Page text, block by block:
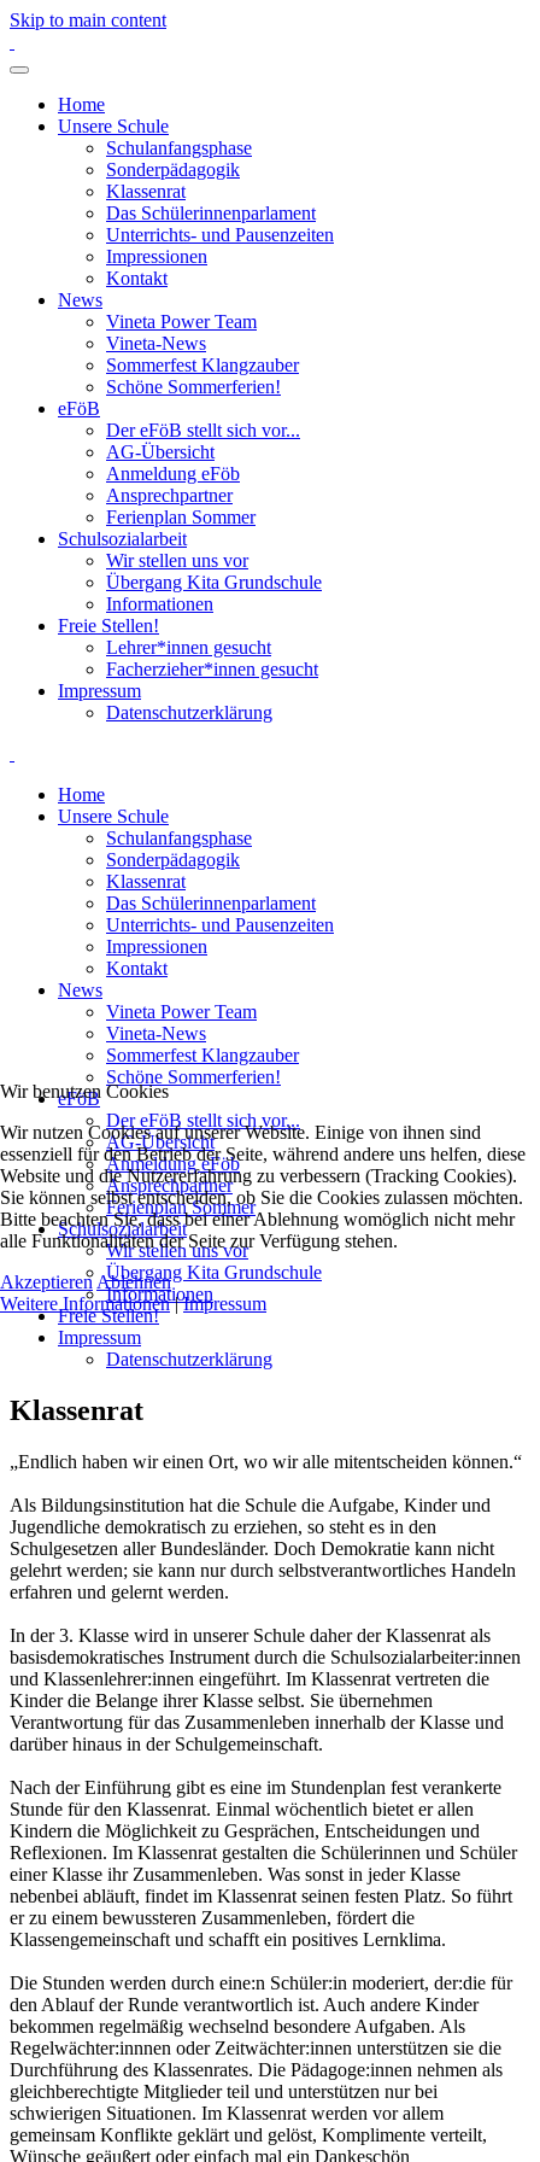
Skip to main content
Home
Unsere Schule
Schulanfangsphase
Sonderpädagogik
Klassenrat
Das Schülerinnenparlament
Unterrichts- und Pausenzeiten
Impressionen
Kontakt
News
Vineta Power Team
Vineta-News
Sommerfest Klangzauber
Schöne Sommerferien!
eFöB
Der eFöB stellt sich vor...
AG-Übersicht
Anmeldung eFöb
Ansprechpartner
Ferienplan Sommer
Schulsozialarbeit
Wir stellen uns vor
Übergang Kita Grundschule
Informationen
Freie Stellen!
Lehrer*innen gesucht
Facherzieher*innen gesucht
Impressum
Datenschutzerklärung
Home
Unsere Schule
Schulanfangsphase
Sonderpädagogik
Klassenrat
Das Schülerinnenparlament
Unterrichts- und Pausenzeiten
Impressionen
Kontakt
News
Vineta Power Team
Vineta-News
Sommerfest Klangzauber
Schöne Sommerferien!
eFöB
Der eFöB stellt sich vor...
AG-Übersicht
Anmeldung eFöb
Ansprechpartner
Ferienplan Sommer
Schulsozialarbeit
Wir stellen uns vor
Übergang Kita Grundschule
Informationen
Freie Stellen!
Impressum
Datenschutzerklärung
Klassenrat
„Endlich haben wir einen Ort, wo wir alle mitentscheiden können.“
Als Bildungsinstitution hat die Schule die Aufgabe, Kinder und
Jugendliche demokratisch zu erziehen, so steht es in den
Schulgesetzen aller Bundesländer. Doch Demokratie kann nicht
gelehrt werden; sie kann nur durch selbstverantwortliches Handeln
erfahren und gelernt werden.
In der 3. Klasse wird in unserer Schule daher der Klassenrat als
basisdemokratisches Instrument durch die Schulsozialarbeiter:innen
und Klassenlehrer:innen eingeführt. Im Klassenrat vertreten die
Kinder die Belange ihrer Klasse selbst. Sie übernehmen
Verantwortung für das Zusammenleben innerhalb der Klasse und
darüber hinaus in der Schulgemeinschaft.
Nach der Einführung gibt es eine im Stundenplan fest verankerte
Stunde für den Klassenrat. Einmal wöchentlich bietet er allen
Kindern die Möglichkeit zu Gesprächen, Entscheidungen und
Reflexionen. Im Klassenrat gestalten die Schülerinnen und Schüler
einer Klasse ihr Zusammenleben. Was sonst in jeder Klasse
nebenbei abläuft, findet im Klassenrat seinen festen Platz. So führt
er zu einem bewussteren Zusammenleben, fördert die
Klassengemeinschaft und schafft ein positives Lernklima.
Die Stunden werden durch eine:n Schüler:in moderiert, der:die für
den Ablauf der Runde verantwortlich ist. Auch andere Kinder
bekommen regelmäßig wechselnd besondere Aufgaben. Als
Regelwächter:innnen oder Zeitwächter:innen unterstützen sie die
Durchführung des Klassenrates. Die Pädagoge:innen nehmen als
gleichberechtigte Mitglieder teil und unterstützen nur bei
schwierigen Situationen. Im Klassenrat werden vor allem
gemeinsam Konflikte geklärt und gelöst, Komplimente verteilt,
Wünsche geäußert oder einfach mal ein Dankeschön
Wir benutzen Cookies
Wir nutzen Cookies auf unserer Website. Einige von ihnen sind
essenziell für den Betrieb der Seite, während andere uns helfen, diese
Website und die Nutzererfahrung zu verbessern (Tracking Cookies).
Sie können selbst entscheiden, ob Sie die Cookies zulassen möchten.
Bitte beachten Sie, dass bei einer Ablehnung womöglich nicht mehr
alle Funktionalitäten der Seite zur Verfügung stehen.
Akzeptieren Ablehnen
Weitere Informationen|Impressum